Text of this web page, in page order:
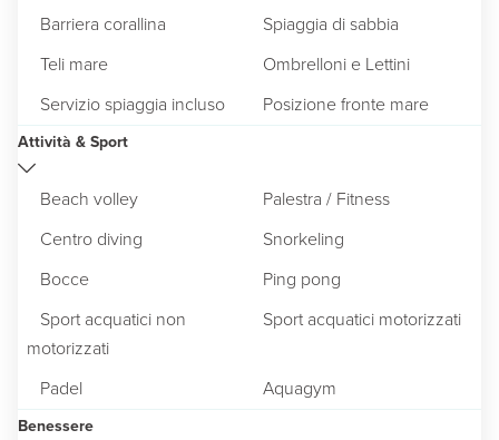
Barriera corallina
Spiaggia di sabbia
Teli mare
Ombrelloni e Lettini
Servizio spiaggia incluso
Posizione fronte mare
Attività & Sport
Beach volley
Palestra / Fitness
Centro diving
Snorkeling
Bocce
Ping pong
Sport acquatici non
motorizzati
Sport acquatici motorizzati
Padel Aquagym
Benessere